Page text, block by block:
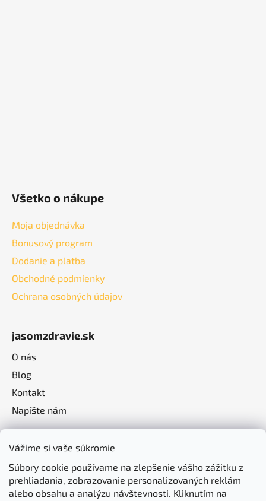
Vážime si vaše súkromie
Súbory cookie používame na zlepšenie vášho zážitku z
prehliadania, zobrazovanie personalizovaných reklám
alebo obsahu a analýzu návštevnosti. Kliknutím na
Všetko o nákupe
Moja objednávka
Bonusový program
Dodanie a platba
Obchodné podmienky
Ochrana osobných údajov
jasomzdravie.sk
O nás
Blog
Kontakt
Napíšte nám